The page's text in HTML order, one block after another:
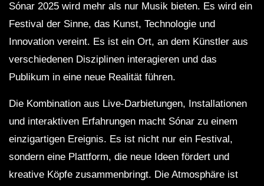
Sónar 2025 wird mehr als nur Musik bieten. Es wird ein
Festival der Sinne, das Kunst, Technologie und
Innovation vereint. Es ist ein Ort, an dem Künstler aus
verschiedenen Disziplinen interagieren und das
Publikum in eine neue Realität führen.
Die Kombination aus Live-Darbietungen, Installationen
und interaktiven Erfahrungen macht Sónar zu einem
einzigartigen Ereignis. Es ist nicht nur ein Festival,
sondern eine Plattform, die neue Ideen fördert und
kreative Köpfe zusammenbringt. Die Atmosphäre ist